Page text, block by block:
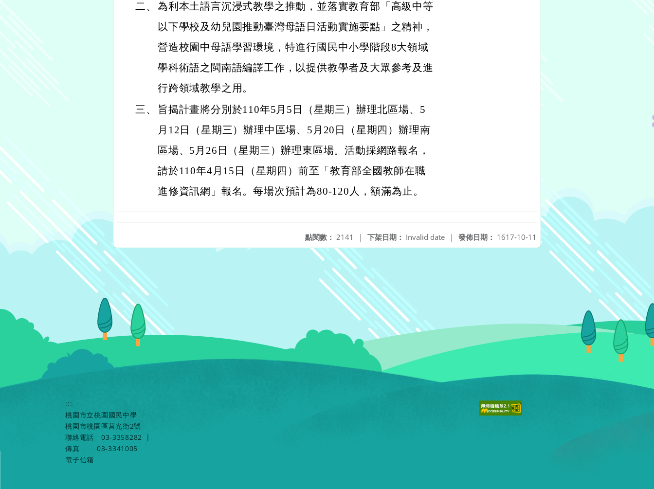
二、 為利本土語言沉浸式教學之推動，並落實教育部「高級中等
以下學校及幼兒園推動臺灣母語日活動實施要點」之精神，
營造校園中母語學習環境，特進行國民中小學階段8大領域
學科術語之閩南語編譯工作，以提供教學者及大眾參考及進
行跨領域教學之用。
三、
旨揭計畫將分別於110年5月5日（星期三）辦理北區場、5
月12日（星期三）辦理中區場、5月20日（星期四）辦理南
區場、5月26日（星期三）辦理東區場。活動採網路報名，
請於110年4月15日（星期四）前至「教育部全國教師在職
進修資訊網」報名。每場次預計為80-120人，額滿為止。
發佈日期： 1617-10-11
下架日期： Invalid date |
點閱數： 2141 |
:::
桃園市立桃園國民中學
桃園市桃園區莒光街2號
聯絡電話
03-3358282
|
傳真
03-3341005
電子信箱